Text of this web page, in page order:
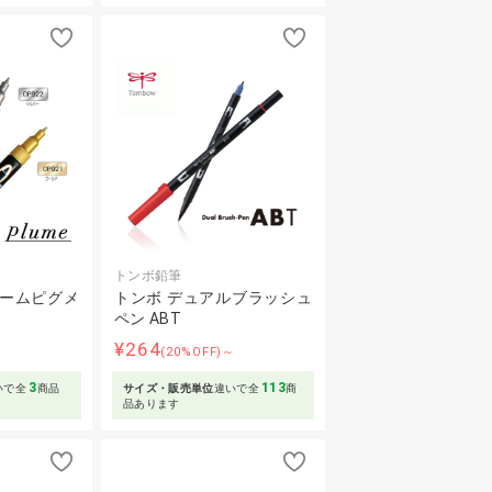
ムピグメ
で全 3商品
トンボ鉛筆
トンボ デュアルブラッシュ
ペン ABT
¥264(20%OFF)～
サイズ・販売単位違いで全 113商
品あります